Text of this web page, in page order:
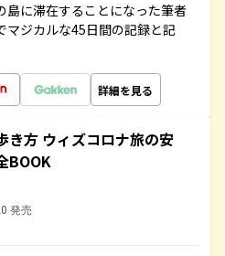
島に滞在することになった筆者
マジカルな45日間の記録と記
詳細を見る
き方 ウィズコロナ旅の安
BOOK
発売